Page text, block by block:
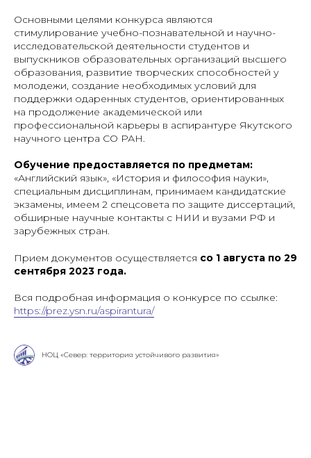
Основными целями конкурса являются
стимулирование учебно-познавательной и научно-
исследовательской деятельности студентов и
выпускников образовательных организаций высшего
образования, развитие творческих способностей у
молодежи, создание необходимых условий для
поддержки одаренных студентов, ориентированных
на продолжение академической или
профессиональной карьеры в аспирантуре Якутского
научного центра СО РАН.
Обучение предоставляется по предметам:
«Английский язык», «История и философия науки»,
специальным дисциплинам, принимаем кандидатские
экзамены, имеем 2 спецсовета по защите диссертаций,
обширные научные контакты с НИИ и вузами РФ и
зарубежных стран.
Прием документов осуществляется со 1 августа по 29
сентября 2023 года.
Вся подробная информация о конкурсе по ссылке:
https://prez.ysn.ru/aspirantura/
НОЦ «Север: территория устойчивого развития»